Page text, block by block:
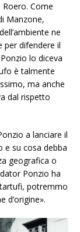
Roero. Come
Manzone,
ne
per difendere il
lo diceva
è talmente
ma anche
dal rispetto
a lanciare il
e su cosa debba
geografica o
Ponzio ha
potremmo
d’origine».